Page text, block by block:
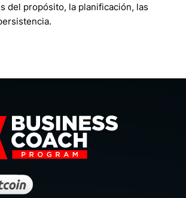
del propósito, la planificación, las